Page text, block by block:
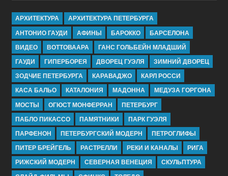
АРХИТЕКТУРА
АРХИТЕКТУРА ПЕТЕРБУРГА
АНТОНИО ГАУДИ
АФИНЫ БАРОККО
БАРСЕЛОНА
ВИДЕО
ВОТТОВААРА
ГАНС ГОЛЬБЕЙН МЛАДШИЙ
ГАУДИ
ГИПЕРБОРЕЯ ДВОРЕЦ ГУЭЛЯ
ЗИМНИЙ ДВОРЕЦ
ЗОДЧИЕ ПЕТЕРБУРГА
КАРАВАДЖО
КАРЛ РОССИ
КАСА БАЛЬО
КАТАЛОНИЯ МАДОННА
МЕДУЗА ГОРГОНА
МОСТЫ
ОГЮСТ МОНФЕРРАН
ПЕТЕРБУРГ
ПАБЛО ПИКАССО
ПАМЯТНИКИ
ПАРК ГУЭЛЯ
ПАРФЕНОН
ПЕТЕРБУРГСКИЙ МОДЕРН
ПЕТРОГЛИФЫ
ПИТЕР БРЕЙГЕЛЬ
РАСТРЕЛЛИ РЕКИ И КАНАЛЫ
РИГА
РИЖСКИЙ МОДЕРН
СЕВЕРНАЯ ВЕНЕЦИЯ
СКУЛЬПТУРА